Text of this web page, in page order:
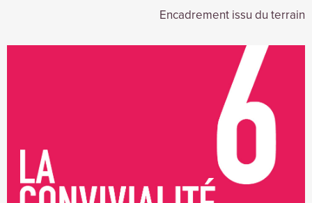
Encadrement issu du terrain